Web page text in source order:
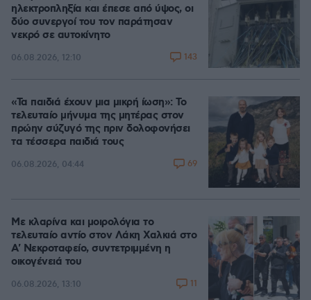
ηλεκτροπληξία και έπεσε από ύψος, οι
δύο συνεργοί του τον παράτησαν
νεκρό σε αυτοκίνητο
06.08.2026, 12:10 143
«Τα παιδιά έχουν μια μικρή ίωση»: Το
τελευταίο μήνυμα της μητέρας στον
πρώην σύζυγό της πριν δολοφονήσει
τα τέσσερα παιδιά τους
06.08.2026, 04:44 69
Με κλαρίνα και μοιρολόγια το
τελευταίο αντίο στον Λάκη Χαλκιά στο
A' Νεκροταφείο, συντετριμμένη η
οικογένειά του
06.08.2026, 13:10 11